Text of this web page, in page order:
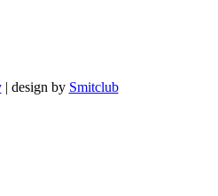
| design by Smitclub